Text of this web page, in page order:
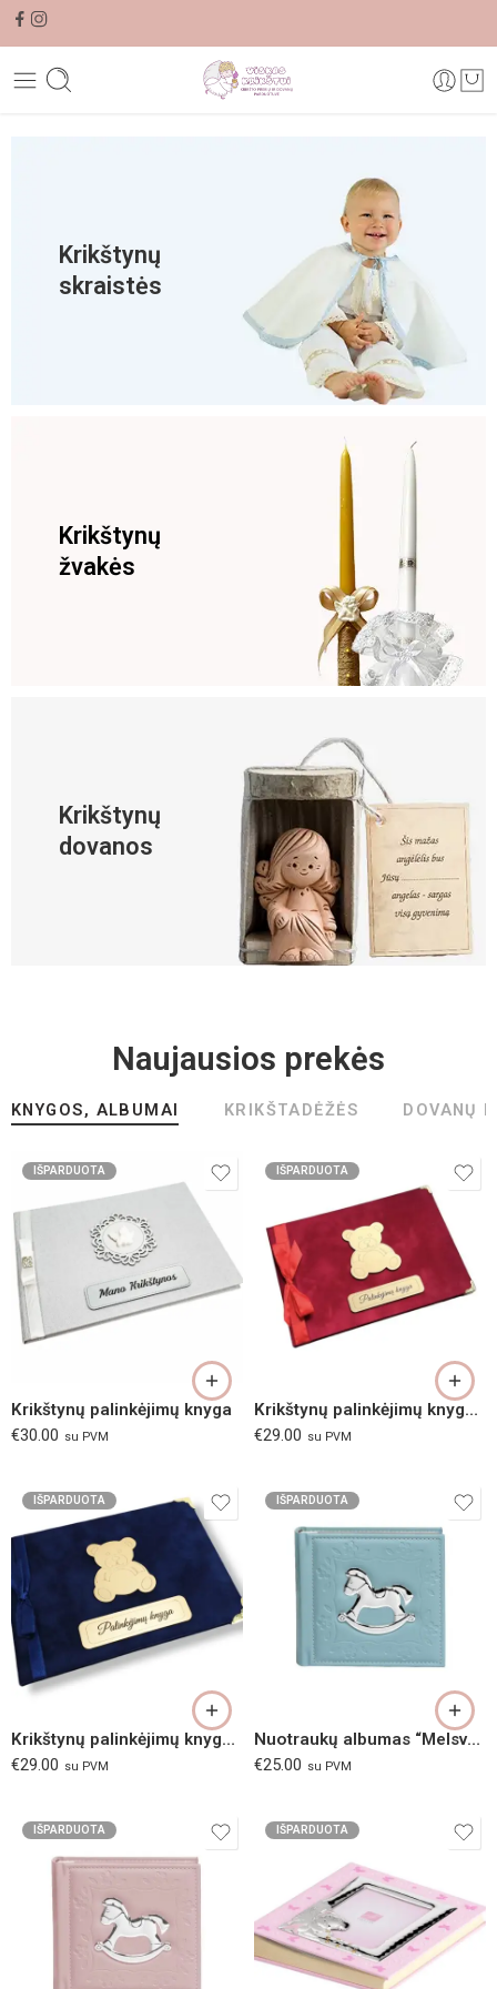
Krikštynų
skraistės
Krikštynų
žvakės
Krikštynų
dovanos
Naujausios prekės
KNYGOS, ALBUMAI KRIKŠTADĖŽĖS DOVANŲ
IŠPARDUOTA
Krikštynų palinkėjimų knyga
€30.00 su PVM
IŠPARDUOTA
Krikštynų palinkėjimų knyga Raudonas meškiukas
€29.00 su PVM
IŠPARDUOTA
Krikštynų palinkėjimų knyga Mėlynas meškiukas
€29.00 su PVM
IŠPARDUOTA
Nuotraukų albumas “Melsvas arkliukas”
€25.00 su PVM
IŠPARDUOTA IŠPARDUOTA